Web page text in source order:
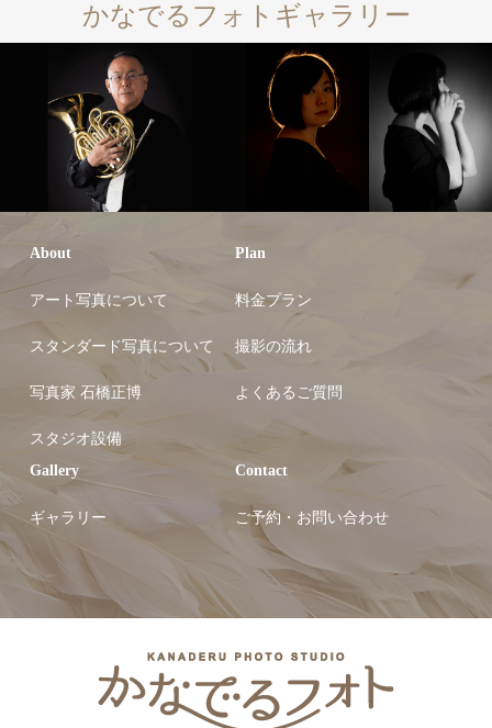
かなでるフォトギャラリー
About
アート写真について
スタンダード写真について
写真家 石橋正博
スタジオ設備
Plan
料金プラン
撮影の流れ
よくあるご質問
Gallery
ギャラリー
Contact
ご予約・お問い合わせ